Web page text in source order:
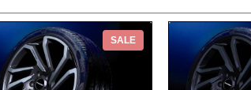
SALE